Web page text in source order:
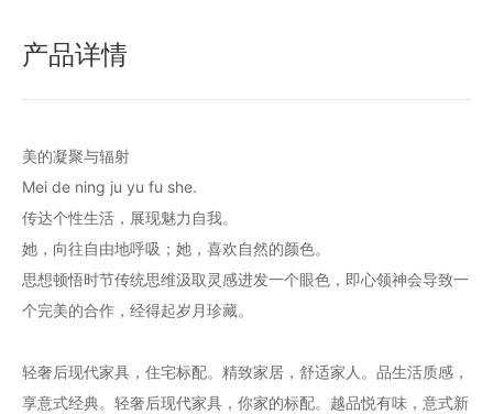
产品详情
美的凝聚与辐射
Mei de ning ju yu fu she.
传达个性生活，展现魅力自我。
她，向往自由地呼吸；她，喜欢自然的颜色。
思想顿悟时节传统思维汲取灵感进发一个眼色，即心领神会导致一
个完美的合作，经得起岁月珍藏。
轻奢后现代家具，住宅标配。精致家居，舒适家人。品生活质感，
享意式经典。轻奢后现代家具，你家的标配。越品悦有味，意式新